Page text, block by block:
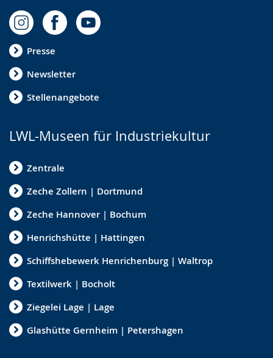
Presse
Newsletter
Stellenangebote
LWL-Museen für Industriekultur
Zentrale
Zeche Zollern | Dortmund
Zeche Hannover | Bochum
Henrichshütte | Hattingen
Schiffshebewerk Henrichenburg | Waltrop
Textilwerk | Bocholt
Ziegelei Lage | Lage
Glashütte Gernheim | Petershagen